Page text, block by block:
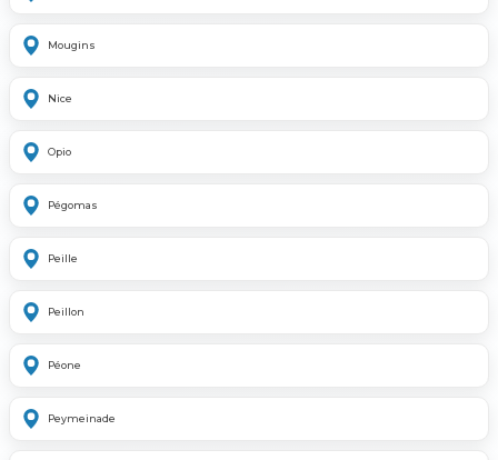
Mougins
Nice
Opio
Pégomas
Peille
Peillon
Péone
Peymeinade